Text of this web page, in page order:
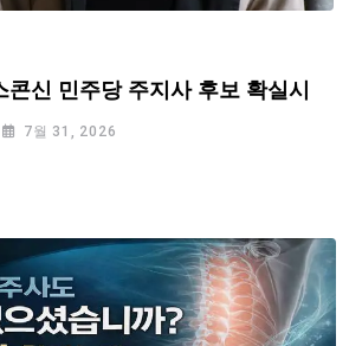
신 민주당 주지사 후보 확실시
7월 31, 2026